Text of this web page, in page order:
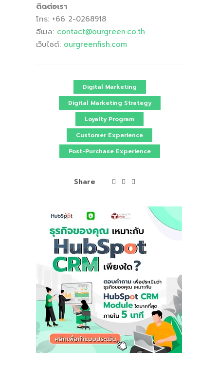
ติดต่อเรา
โทร: +66 2-0268918
อีเมล: contact@ourgreen.co.th
เว็บไซต์: ourgreenfish.com
Digital Marketing
Digital Marketing Strategy
Loyalty Program
Customer Experience
Post-Purchase Experience
Share